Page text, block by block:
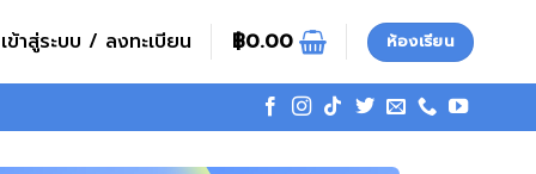
เข้าสู่ระบบ / ลงทะเบียน ฿0.00 ห้องเรียน